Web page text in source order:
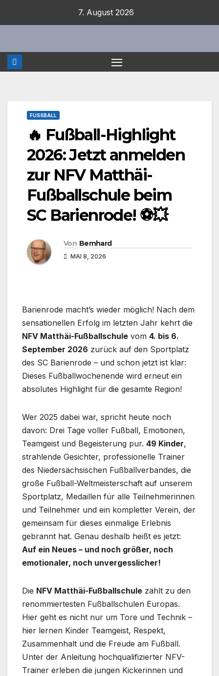
7. August 2026
FUSSBALL
🔥 Fußball-Highlight
2026: Jetzt anmelden
zur NFV Matthäi-
Fußballschule beim
SC Barienrode! ⚽💥
Von Bernhard
MAI 8, 2026
Barienrode macht’s wieder möglich! Nach dem
sensationellen Erfolg im letzten Jahr kehrt die
NFV Matthäi-Fußballschule vom 4. bis 6.
September 2026 zurück auf den Sportplatz
des SC Barienrode – und schon jetzt ist klar:
Dieses Fußballwochenende wird erneut ein
absolutes Highlight für die gesamte Region!
Wer 2025 dabei war, spricht heute noch
davon: Drei Tage voller Fußball, Emotionen,
Teamgeist und Begeisterung pur. 49 Kinder,
strahlende Gesichter, professionelle Trainer
des Niedersächsischen Fußballverbandes, die
große Fußball-Weltmeisterschaft auf unserem
Sportplatz, Medaillen für alle Teilnehmerinnen
und Teilnehmer und ein kompletter Verein, der
gemeinsam für dieses einmalige Erlebnis
gebrannt hat. Genau deshalb heißt es jetzt:
Auf ein Neues – und noch größer, noch
emotionaler, noch unvergesslicher!
Die NFV Matthäi-Fußballschule zählt zu den
renommiertesten Fußballschulen Europas.
Hier geht es nicht nur um Tore und Technik –
hier lernen Kinder Teamgeist, Respekt,
Zusammenhalt und die Freude am Fußball.
Unter der Anleitung hochqualifizierter NFV-
Trainer erleben die jungen Kickerinnen und